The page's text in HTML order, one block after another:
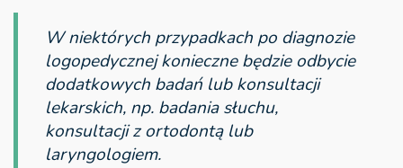
W niektórych przypadkach po diagnozie
logopedycznej konieczne będzie odbycie
dodatkowych badań lub konsultacji
lekarskich, np. badania słuchu,
konsultacji z ortodontą lub
laryngologiem.